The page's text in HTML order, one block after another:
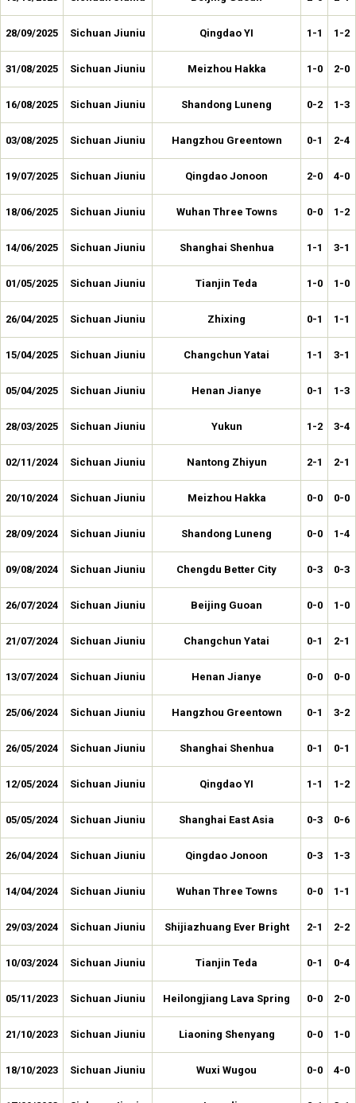
28/09/2025 Sichuan Jiuniu Qingdao YI 1-1 1-2
31/08/2025 Sichuan Jiuniu Meizhou Hakka 1-0 2-0
16/08/2025 Sichuan Jiuniu Shandong Luneng 0-2 1-3
03/08/2025 Sichuan Jiuniu Hangzhou Greentown 0-1 2-4
19/07/2025 Sichuan Jiuniu Qingdao Jonoon 2-0 4-0
18/06/2025 Sichuan Jiuniu Wuhan Three Towns 0-0 1-2
14/06/2025 Sichuan Jiuniu Shanghai Shenhua 1-1 3-1
01/05/2025 Sichuan Jiuniu Tianjin Teda 1-0 1-0
26/04/2025 Sichuan Jiuniu Zhixing 0-1 1-1
15/04/2025 Sichuan Jiuniu Changchun Yatai 1-1 3-1
05/04/2025 Sichuan Jiuniu Henan Jianye 0-1 1-3
28/03/2025 Sichuan Jiuniu Yukun 1-2 3-4
02/11/2024 Sichuan Jiuniu Nantong Zhiyun 2-1 2-1
20/10/2024 Sichuan Jiuniu Meizhou Hakka 0-0 0-0
28/09/2024 Sichuan Jiuniu Shandong Luneng 0-0 1-4
09/08/2024 Sichuan Jiuniu Chengdu Better City 0-3 0-3
26/07/2024 Sichuan Jiuniu Beijing Guoan 0-0 1-0
21/07/2024 Sichuan Jiuniu Changchun Yatai 0-1 2-1
13/07/2024 Sichuan Jiuniu Henan Jianye 0-0 0-0
25/06/2024 Sichuan Jiuniu Hangzhou Greentown 0-1 3-2
26/05/2024 Sichuan Jiuniu Shanghai Shenhua 0-1 0-1
12/05/2024 Sichuan Jiuniu Qingdao YI 1-1 1-2
05/05/2024 Sichuan Jiuniu Shanghai East Asia 0-3 0-6
26/04/2024 Sichuan Jiuniu Qingdao Jonoon 0-3 1-3
14/04/2024 Sichuan Jiuniu Wuhan Three Towns 0-0 1-1
29/03/2024 Sichuan Jiuniu Shijiazhuang Ever Bright 2-1 2-2
10/03/2024 Sichuan Jiuniu Tianjin Teda 0-1 0-4
05/11/2023 Sichuan Jiuniu Heilongjiang Lava Spring 0-0 2-0
21/10/2023 Sichuan Jiuniu Liaoning Shenyang 0-0 1-0
18/10/2023 Sichuan Jiuniu Wuxi Wugou 0-0 4-0